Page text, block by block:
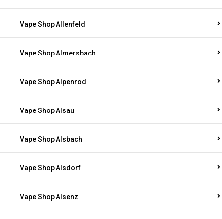
Vape Shop Allenfeld
Vape Shop Almersbach
Vape Shop Alpenrod
Vape Shop Alsau
Vape Shop Alsbach
Vape Shop Alsdorf
Vape Shop Alsenz